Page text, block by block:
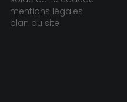
mentions légales
plan du site